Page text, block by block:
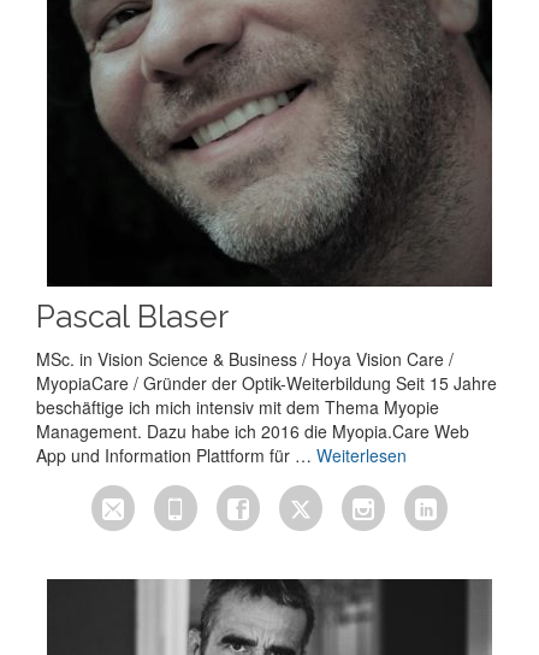
Pascal Blaser
MSc. in Vision Science & Business / Hoya Vision Care /
MyopiaCare / Gründer der Optik-Weiterbildung Seit 15 Jahre
beschäftige ich mich intensiv mit dem Thema Myopie
Management. Dazu habe ich 2016 die Myopia.Care Web
App und Information Plattform für … Weiterlesen